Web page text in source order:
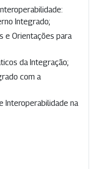
Integrado;
e Orientações para
da Integração;
com a
Interoperabilidade na